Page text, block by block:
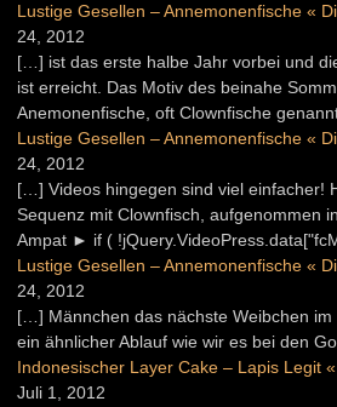
Lustige Gesellen – Annemonenfische «
24, 2012
[…] ist das erste halbe Jahr vorbei und
ist erreicht. Das Motiv des beinahe
Anemonenfische, oft Clownfische
Lustige Gesellen – Annemonenfische «
24, 2012
[…] Videos hingegen sind viel einfacher!
Sequenz mit Clownfisch, aufgenommen
Ampat ► if (
Lustige Gesellen – Annemonenfische «
24, 2012
[…] Männchen das nächste Weibchen im
ein ähnlicher Ablauf wie wir es bei den
Indonesischer Layer Cake – Lapis Legit
Juli 1, 2012